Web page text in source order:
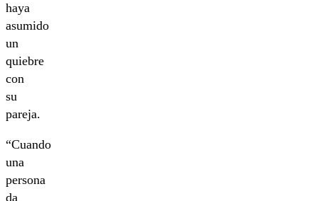
haya
asumido
un
quiebre
con
su
pareja.
“Cuando
una
persona
da